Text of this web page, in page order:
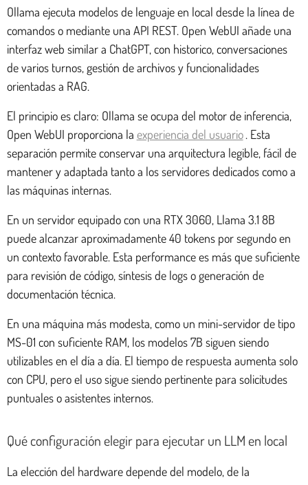
Ollama ejecuta modelos de lenguaje en local desde la línea de
comandos o mediante una API REST. Open WebUI añade una
interfaz web similar a ChatGPT, con historico, conversaciones
de varios turnos, gestión de archivos y funcionalidades
orientadas a RAG.
El principio es claro: Ollama se ocupa del motor de inferencia,
Open WebUI proporciona la experiencia del usuario . Esta
separación permite conservar una arquitectura legible, fácil de
mantener y adaptada tanto a los servidores dedicados como a
las máquinas internas.
En un servidor equipado con una RTX 3060, Llama 3.1 8B
puede alcanzar aproximadamente 40 tokens por segundo en
un contexto favorable. Esta performance es más que suficiente
para revisión de código, síntesis de logs o generación de
documentación técnica.
En una máquina más modesta, como un mini-servidor de tipo
MS-01 con suficiente RAM, los modelos 7B siguen siendo
utilizables en el día a día. El tiempo de respuesta aumenta solo
con CPU, pero el uso sigue siendo pertinente para solicitudes
puntuales o asistentes internos.
Qué configuración elegir para ejecutar un LLM en local
La elección del hardware depende del modelo, de la